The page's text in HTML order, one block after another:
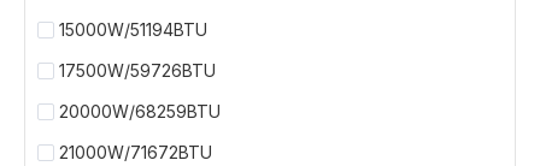
15000W/51194BTU
17500W/59726BTU
20000W/68259BTU
21000W/71672BTU